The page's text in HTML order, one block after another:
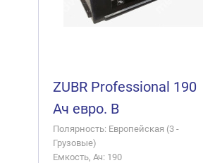
ZUBR Professional 190
Ач евро. B
Полярность: Европейская (3 -
Грузовые)
Емкость, Ач: 190